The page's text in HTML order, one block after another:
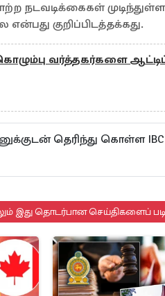
நடவடிக்கைகள்
என்பது குறிப்பிடத்தக்கது.
வர்த்தகர்களை
தெரிந்து கொள்ள IBC
இது தொடர்பான செய்திகளைப்